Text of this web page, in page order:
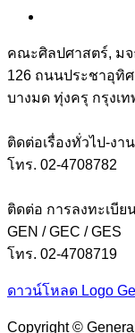
คณะศิลปศาสตร์, มจ
126 ถนนประชาอุทิศ
บางมด ทุ่งครุ กรุงเท
ติดต่อเรื่องทั่วไป-งา
โทร. 02-4708782
ติดต่อ การลงทะเบีย
GEN / GEC / GES
โทร. 02-4708719
ดาวน์โหลด Logo
Copyright ©